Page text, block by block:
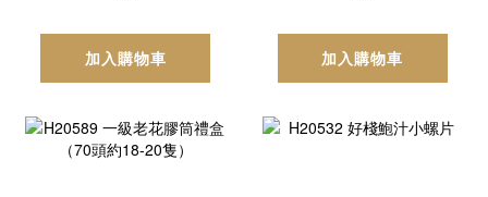
加入購物車 加入購物車